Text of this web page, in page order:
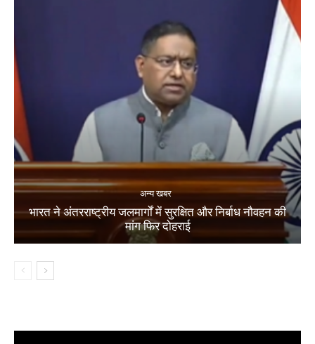
अन्य खबर
भारत ने अंतरराष्ट्रीय जलमार्गों में सुरक्षित और निर्बाध नौवहन की
मांग फिर दोहराई